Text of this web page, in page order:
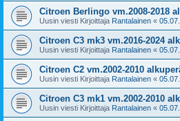
Citroen Berlingo vm.2008-2018
Uusin viesti Kirjoittaja Rantalainen «
Citroen C3 mk3 vm.2016-2024
Uusin viesti Kirjoittaja Rantalainen «
Citroen C2 vm.2002-2010
Uusin viesti Kirjoittaja Rantalainen «
Citroen C3 mk1 vm.2002-2010
Uusin viesti Kirjoittaja Rantalainen «